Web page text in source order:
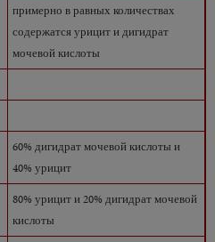
примерно в равных количествах
содержатся урицит и дигидрат
мочевой кислоты
60% дигидрат мочевой кислоты и
40% урицит
80% урицит и 20% дигидрат мочевой
кислоты